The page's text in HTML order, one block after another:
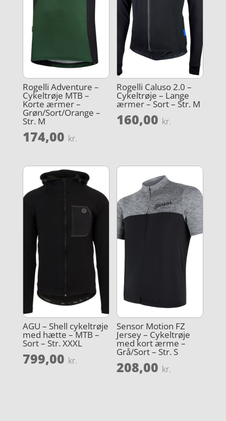
Rogelli Adventure –
Cykeltrøje MTB –
Korte ærmer –
Grøn/Sort/Orange –
Str. M
174,00 kr.
Rogelli Caluso 2.0 –
Cykeltrøje – Lange
ærmer – Sort – Str. M
160,00 kr.
AGU – Shell cykeltrøje
med hætte – MTB –
Sort – Str. XXXL
799,00 kr.
Sensor Motion FZ
Jersey – Cykeltrøje
med kort ærme –
Grå/Sort – Str. S
208,00 kr.